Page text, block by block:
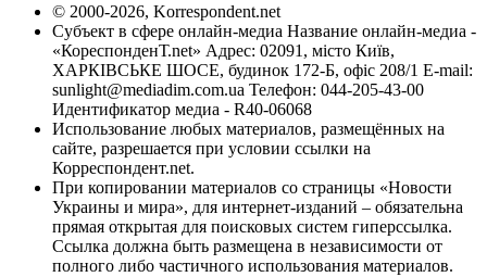
© 2000-2026, Korrespondent.net
Субъект в сфере онлайн-медиа Название онлайн-медиа -
«КореспонденТ.net» Адрес: 02091, місто Київ,
ХАРКІВСЬКЕ ШОСЕ, будинок 172-Б, офіс 208/1 E-mail:
sunlight@mediadim.com.ua Телефон: 044-205-43-00
Идентификатор медиа - R40-06068
Использование любых материалов, размещённых на
сайте, разрешается при условии ссылки на
Корреспондент.net.
При копировании материалов со страницы «Новости
Украины и мира», для интернет-изданий – обязательна
прямая открытая для поисковых систем гиперссылка.
Ссылка должна быть размещена в независимости от
полного либо частичного использования материалов.